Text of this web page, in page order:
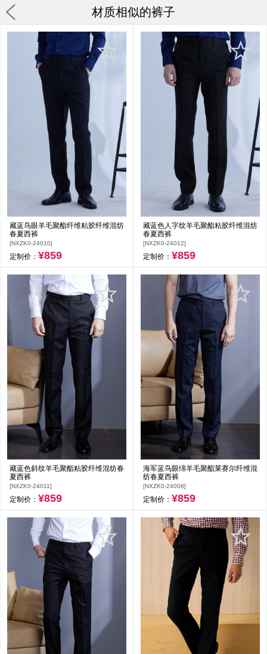
材质相似的裤子
藏蓝鸟眼羊毛聚酯纤维粘胶纤维混纺
春夏西裤
[NXZK0-24010]
定制价： ¥859
藏蓝色人字纹羊毛聚酯粘胶纤维混纺
春夏西裤
[NXZK0-24012]
定制价： ¥859
藏蓝色斜纹羊毛聚酯粘胶纤维混纺春
夏西裤
[NXZK0-24011]
定制价： ¥859
海军蓝鸟眼绵羊毛聚酯莱赛尔纤维混
纺春夏西裤
[NXZK0-24008]
定制价： ¥859